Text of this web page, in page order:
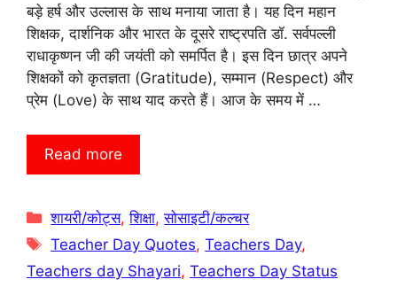
बड़े हर्ष और उल्लास के साथ मनाया जाता है। यह दिन महान
शिक्षक, दार्शनिक और भारत के दूसरे राष्ट्रपति डॉ. सर्वपल्ली
राधाकृष्णन जी की जयंती को समर्पित है। इस दिन छात्र अपने
शिक्षकों को कृतज्ञता (Gratitude), सम्मान (Respect) और
प्रेम (Love) के साथ याद करते हैं। आज के समय में …
Read more
Categories
शायरी/कोट्स,शिक्षा,सोसाइटी/कल्चर
Tags
Teacher Day Quotes,Teachers Day,
Teachers day Shayari, Teachers Day Status